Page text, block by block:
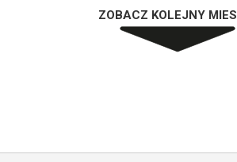
ZOBACZ KOLEJNY